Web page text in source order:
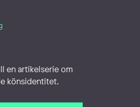
en artikelserie om
könsidentitet.